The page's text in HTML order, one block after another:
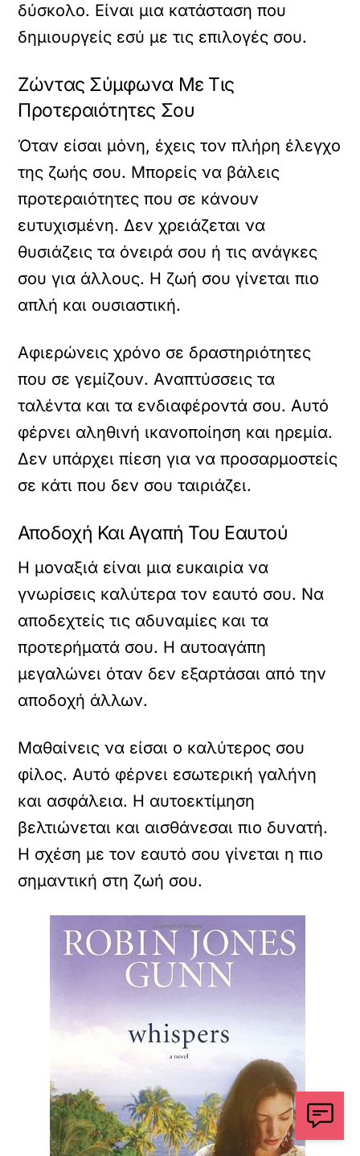
δύσκολο. Είναι μια κατάσταση που
δημιουργείς εσύ με τις επιλογές σου.
Ζώντας Σύμφωνα Με Τις
Προτεραιότητες Σου
Όταν είσαι μόνη, έχεις τον πλήρη έλεγχο
της ζωής σου. Μπορείς να βάλεις
προτεραιότητες που σε κάνουν
ευτυχισμένη. Δεν χρειάζεται να
θυσιάζεις τα όνειρά σου ή τις ανάγκες
σου για άλλους. Η ζωή σου γίνεται πιο
απλή και ουσιαστική.
Αφιερώνεις χρόνο σε δραστηριότητες
που σε γεμίζουν. Αναπτύσσεις τα
ταλέντα και τα ενδιαφέροντά σου. Αυτό
φέρνει αληθινή ικανοποίηση και ηρεμία.
Δεν υπάρχει πίεση για να προσαρμοστείς
σε κάτι που δεν σου ταιριάζει.
Αποδοχή Και Αγαπή Του Εαυτού
Η μοναξιά είναι μια ευκαιρία να
γνωρίσεις καλύτερα τον εαυτό σου. Να
αποδεχτείς τις αδυναμίες και τα
προτερήματά σου. Η αυτοαγάπη
μεγαλώνει όταν δεν εξαρτάσαι από την
αποδοχή άλλων.
Μαθαίνεις να είσαι ο καλύτερος σου
φίλος. Αυτό φέρνει εσωτερική γαλήνη
και ασφάλεια. Η αυτοεκτίμηση
βελτιώνεται και αισθάνεσαι πιο δυνατή.
Η σχέση με τον εαυτό σου γίνεται η πιο
σημαντική στη ζωή σου.